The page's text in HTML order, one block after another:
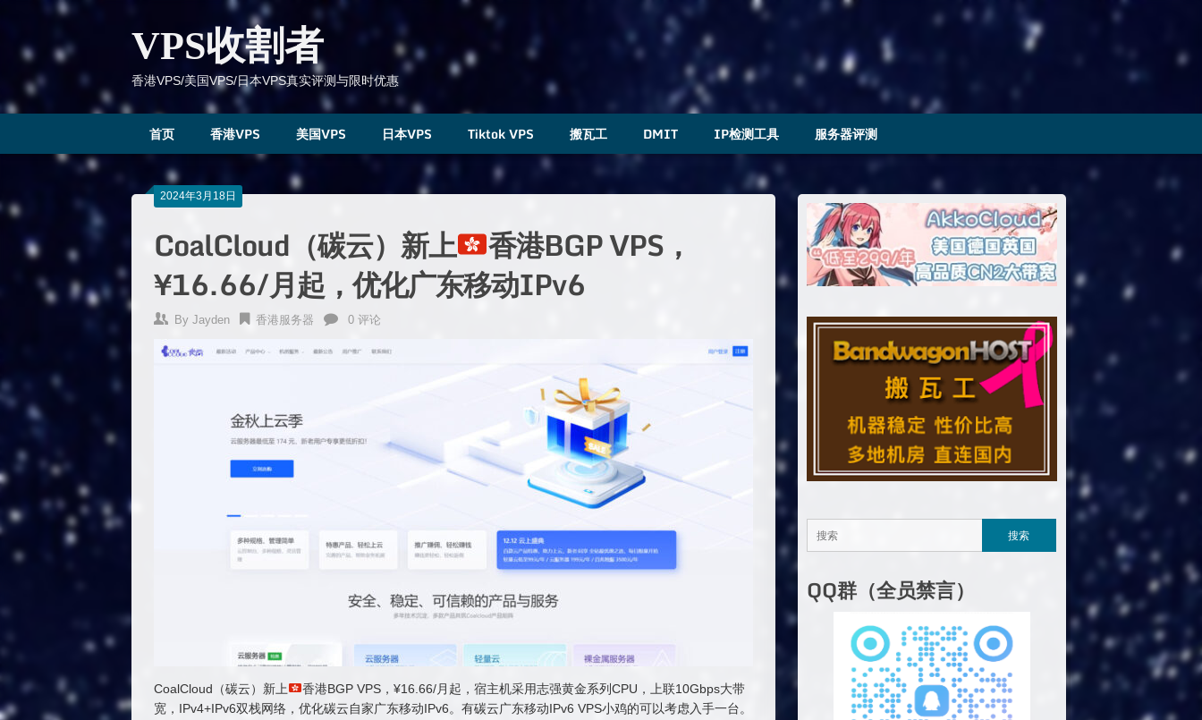
VPS收割者
香港VPS/美国VPS/日本VPS真实评测与限时优惠
首页 香港VPS 美国VPS 日本VPS Tiktok VPS 搬瓦工 DMIT IP检测工具 服务器评测
2024年3月18日
CoalCloud（碳云）新上
香港BGP VPS，
¥16.66/月起，优化广东移动IPv6
By Jayden 香港服务器 0 评论
CoalCloud（碳云）新上
香港BGP VPS，¥16.66/月起，宿主机采用志强黄金系列CPU，上联10Gbps大带
宽，IPv4+IPv6双栈网络，优化碳云自家广东移动IPv6。有碳云广东移动IPv6 VPS小鸡的可以考虑入手一台。
QQ群（全员禁言）